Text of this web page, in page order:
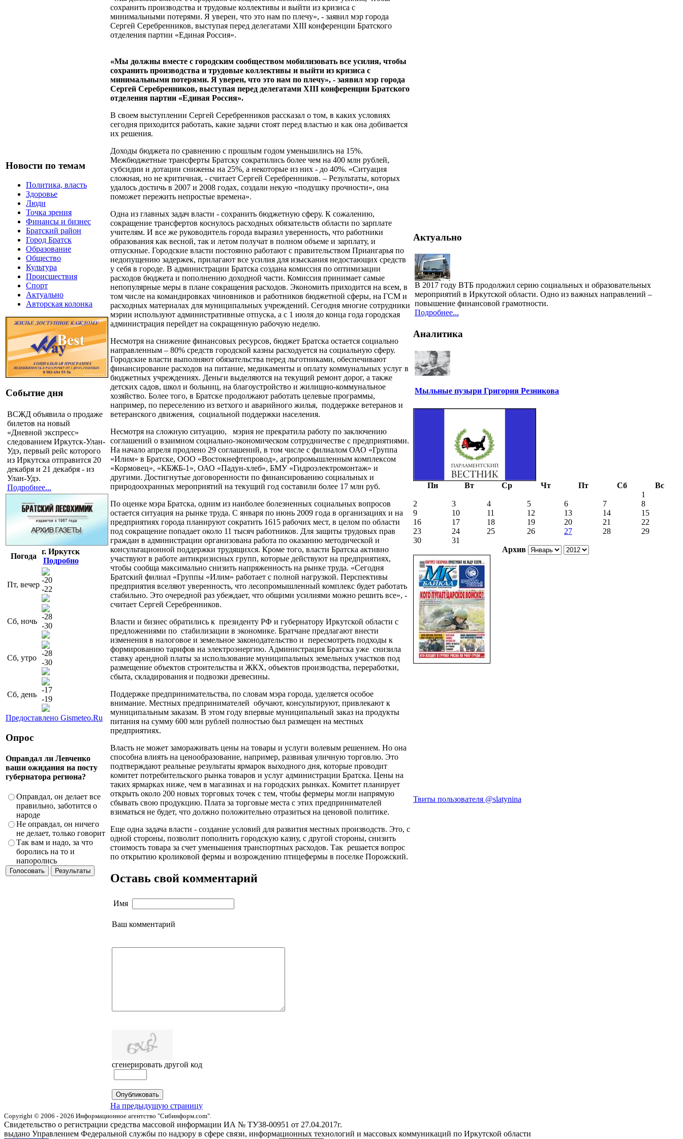
Новости по темам
Политика, власть
Здоровье
Люди
Точка зрения
Финансы и бизнес
Братский район
Город Братск
Образование
Общество
Культура
Происшествия
Спорт
Актуально
Авторская колонка
Событие дня
ВСЖД объявила о продаже
билетов на новый
«Дневной экспресс»
следованием Иркутск-Улан-
Удэ, первый рейс которого
из Иркутска отправится 20
декабря и 21 декабря - из
Улан-Удэ.
Подробнее...
Погода
г. Иркутск
Подробно
Пт, вечер
-20
-22
Сб, ночь
-28
-30
Сб, утро
-28
-30
Сб, день
-17
-19
Предоставлено Gismeteo.Ru
Опрос
Оправдал ли Левченко
ваши ожидания на посту
губернатора региона?
Оправдал, он делает все
правильно, заботится о
народе
Не оправдал, он ничего
не делает, только говорит
Так вам и надо, за что
боролись на то и
напоролись
сохранить производства и трудовые коллективы и выйти из кризиса с
минимальными потерями. Я уверен, что это нам по плечу», - заявил мэр города
Сергей Серебренников, выступая перед делегатами XIII конференции Братского
отделения партии «Единая Россия».
«Мы должны вместе с городским сообществом мобилизовать все усилия, чтобы
сохранить производства и трудовые коллективы и выйти из кризиса с
минимальными потерями. Я уверен, что это нам по плечу», - заявил мэр города
Сергей Серебренников, выступая перед делегатами XIII конференции Братского
отделения партии «Единая Россия».
В своем выступлении Сергей Серебренников рассказал о том, в каких условиях
сегодня приходится работать, какие задачи стоят перед властью и как она добивается
их решения.
Доходы бюджета по сравнению с прошлым годом уменьшились на 15%.
Межбюджетные трансферты Братску сократились более чем на 400 млн рублей,
субсидии и дотации снижены на 25%, а некоторые из них - до 40%. «Ситуация
сложная, но не критичная, - считает Сергей Серебренников. – Результаты, которых
удалось достичь в 2007 и 2008 годах, создали некую «подушку прочности», она
поможет пережить непростые времена».
Одна из главных задач власти - сохранить бюджетную сферу. К сожалению,
сокращение трансфертов коснулось расходных обязательств области по зарплате
учителям. И все же руководитель города выразил уверенность, что работники
образования как весной, так и летом получат в полном объеме и зарплату, и
отпускные. Городские власти постоянно работают с правительством Приангарья по
недопущению задержек, прилагают все усилия для изыскания недостающих средств
у себя в городе. В администрации Братска создана комиссия по оптимизации
расходов бюджета и пополнению доходной части. Комиссия принимает самые
непопулярные меры в плане сокращения расходов. Экономить приходится на всем, в
том числе на командировках чиновников и работников бюджетной сферы, на ГСМ и
расходных материалах для муниципальных учреждений. Сегодня многие сотрудники
мэрии используют административные отпуска, а с 1 июля до конца года городская
администрация перейдет на сокращенную рабочую неделю.
Несмотря на снижение финансовых ресурсов, бюджет Братска остается социально
направленным – 80% средств городской казны расходуется на социальную сферу.
Городские власти выполняют обязательства перед льготниками, обеспечивают
финансирование расходов на питание, медикаменты и оплату коммунальных услуг в
бюджетных учреждениях. Деньги выделяются на текущий ремонт дорог, а также
детских садов, школ и больниц, на благоустройство и жилищно-коммунальное
хозяйство. Более того, в Братске продолжают работать целевые программы,
например, по переселению из ветхого и аварийного жилья, поддержке ветеранов и
ветеранского движения, социальной поддержки населения.
Несмотря на сложную ситуацию, мэрия не прекратила работу по заключению
соглашений о взаимном социально-экономическом сотрудничестве с предприятиями.
На начало апреля продлено 29 соглашений, в том числе с филиалом ОАО «Группа
«Илим» в Братске, ООО «Востокнефтепровод», агропромышленным комплексом
«Кормовец», «КБЖБ-1», ОАО «Падун-хлеб», БМУ «Гидроэлектромонтаж» и
другими. Достигнутые договоренности по финансированию социальных и
природоохранных мероприятий на текущий год составили более 17 млн руб.
По оценке мэра Братска, одним из наиболее болезненных социальных вопросов
остается ситуация на рынке труда. С января по июнь 2009 года в организациях и на
предприятиях города планируют сократить 1615 рабочих мест, в целом по области
под сокращение попадает около 11 тысяч работников. Для защиты трудовых прав
граждан в администрации организована работа по оказанию методической и
консультационной поддержки трудящихся. Кроме того, власти Братска активно
участвуют в работе антикризисных групп, которые действуют на предприятиях,
чтобы сообща максимально снизить напряженность на рынке труда. «Сегодня
Братский филиал «Группы «Илим» работает с полной нагрузкой. Перспективы
предприятия вселяют уверенность, что лесопромышленный комплекс будет работать
стабильно. Это очередной раз убеждает, что общими усилиями можно решить все», -
считает Сергей Серебренников.
Власти и бизнес обратились к президенту РФ и губернатору Иркутской области с
предложениями по стабилизации в экономике. Братчане предлагают внести
изменения в налоговое и земельное законодательство и пересмотреть подходы к
формированию тарифов на электроэнергию. Администрация Братска уже снизила
ставку арендной платы за использование муниципальных земельных участков под
размещение объектов строительства и ЖКХ, объектов производства, переработки,
сбыта, складирования и подвозки древесины.
Поддержке предпринимательства, по словам мэра города, уделяется особое
внимание. Местных предпринимателей обучают, консультируют, привлекают к
муниципальным заказам. В этом году впервые муниципальный заказ на продукты
питания на сумму 600 млн рублей полностью был размещен на местных
предприятиях.
Власть не может замораживать цены на товары и услуги волевым решением. Но она
способна влиять на ценообразование, например, развивая уличную торговлю. Это
подтверждают реальные результаты ярмарок выходного дня, которые проводит
комитет потребительского рынка товаров и услуг администрации Братска. Цены на
таких ярмарках ниже, чем в магазинах и на городских рынках. Комитет планирует
открыть около 200 новых торговых точек с тем, чтобы фермеры могли напрямую
сбывать свою продукцию. Плата за торговые места с этих предпринимателей
взиматься не будет, что должно положительно отразиться на ценовой политике.
Еще одна задача власти - создание условий для развития местных производств. Это, с
одной стороны, позволит пополнить городскую казну, с другой стороны, снизить
стоимость товара за счет уменьшения транспортных расходов. Так решается вопрос
по открытию кроликовой фермы и возрождению птицефермы в поселке Порожский.
Оставь свой комментарий
Имя
Ваш комментарий
сгенерировать другой код
На предыдущую страницу
Актуально
В 2017 году ВТБ продолжил серию социальных и образовательных
мероприятий в Иркутской области. Одно из важных направлений –
повышение финансовой грамотности.
Подробнее...
Аналитика
Мыльные пузыри Григория Резникова
Пн Вт Ср Чт Пт Сб
Вс
1
2
3 4 5 6 7
8
9
10 11 12 13 14
15
16
17 18 19 20 21
22
23
24 25 26 27 28
29
30
31
Архив
Твиты пользователя @slatynina
Copyright © 2006 - 2026 Информационное агентство "Сибинформ.com".
Свидетельство о регистрации средства массовой информации ИА № ТУ38-00951 от 27.04.2017г.
выдано Управлением Федеральной службы по надзору в сфере связи, информационных технологий и массовых коммуникаций по Иркутской области